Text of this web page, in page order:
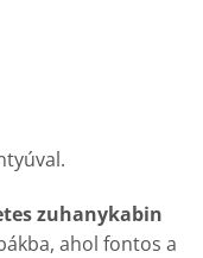
zuhanykabin
ahol fontos a